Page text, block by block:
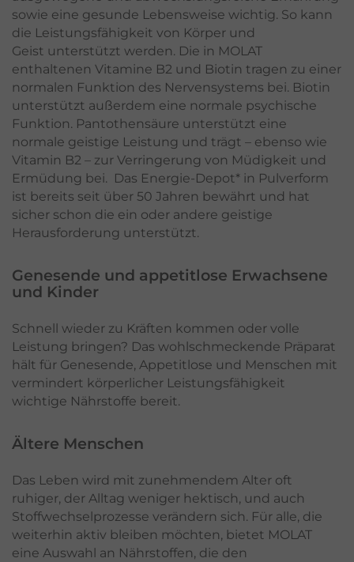
sowie eine gesunde Lebensweise wichtig. So kann
die Leistungsfähigkeit von Körper und
Geist unterstützt werden. Die in MOLAT
enthaltenen Vitamine B2 und Biotin tragen zu einer
normalen Funktion des Nervensystems bei. Biotin
unterstützt außerdem eine normale psychische
Funktion. Pantothensäure unterstützt eine
normale geistige Leistung und trägt – ebenso wie
Vitamin B2 – zur Verringerung von Müdigkeit und
Ermüdung bei. Das Energie-Depot* in Pulverform
ist bereits seit über 50 Jahren bewährt und hat
sicher schon die ein oder andere geistige
Herausforderung unterstützt.
Genesende und appetitlose Erwachsene
und Kinder
Schnell wieder zu Kräften kommen oder volle
Leistung bringen? Das wohlschmeckende Präparat
hält für Genesende, Appetitlose und Menschen mit
vermindert körperlicher Leistungsfähigkeit
wichtige Nährstoffe bereit.
Ältere Menschen
Das Leben wird mit zunehmendem Alter oft
ruhiger, der Alltag weniger hektisch, und auch
Stoffwechselprozesse verändern sich. Für alle, die
weiterhin aktiv bleiben möchten, bietet MOLAT
eine Auswahl an Nährstoffen, die den